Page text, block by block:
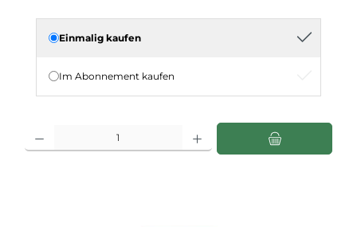
Einmalig kaufen
Im Abonnement kaufen
Produkt Anzahl: Gib den gewünschten Wert ein oder benutze die Schaltflächen